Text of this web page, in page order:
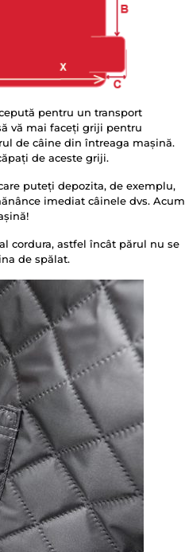
pentru un transport
vă mai faceți griji pentru
de câine din întreaga mașină.
de aceste griji.
puteți depozita, de exemplu,
imediat câinele dvs. Acum
cordura, astfel încât părul nu se
de spălat.